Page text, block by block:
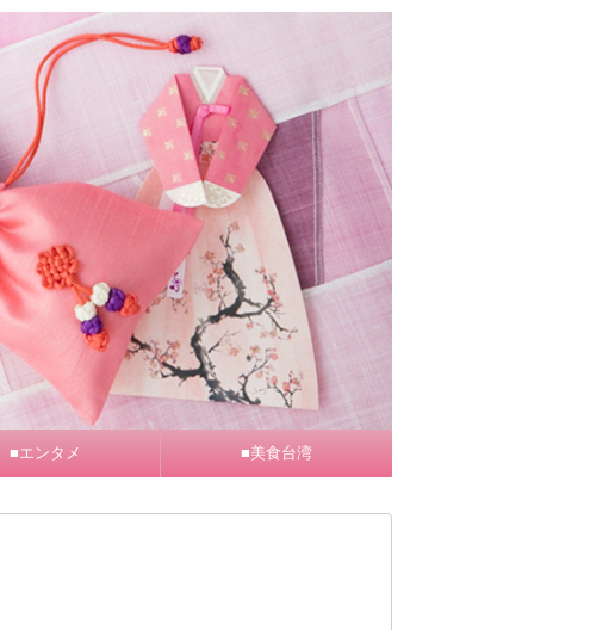
■エンタメ ■美食台湾